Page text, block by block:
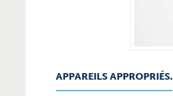
APPAREILS APPROPRIÉS.